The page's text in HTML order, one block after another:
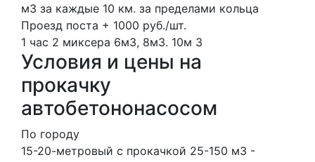
м3 за каждые 10 км. за пределами кольца
Проезд поста + 1000 руб./шт.
1 час 2 миксера 6м3, 8м3. 10м 3
Условия и цены на
прокачку
автобетононасосом
По городу
15-20-метровый с прокачкой 25-150 м3 -